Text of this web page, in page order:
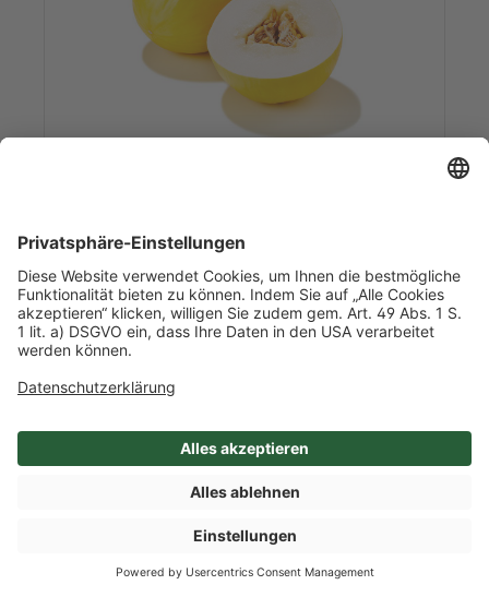
SHOP
Honigmelonen
ca. 10,0 kg/l Inhalt
5-6 Stück / Karton
Brasilien
Mehr Info nach Anmeldung